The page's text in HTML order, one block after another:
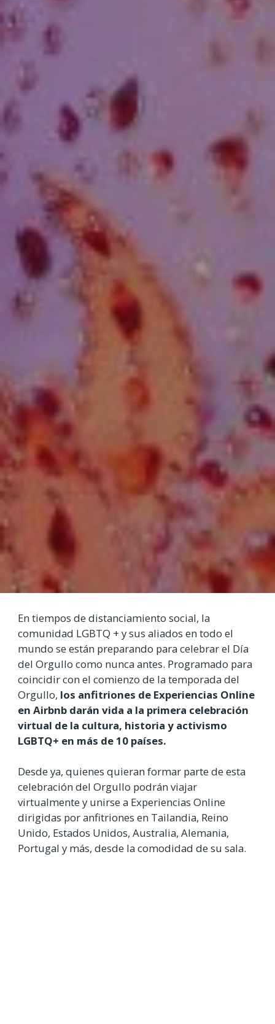
En tiempos de distanciamiento social, la
comunidad LGBTQ + y sus aliados en todo el
mundo se están preparando para celebrar el Día
del Orgullo como nunca antes. Programado para
coincidir con el comienzo de la temporada del
Orgullo, los anfitriones de Experiencias Online
en Airbnb darán vida a la primera celebración
virtual de la cultura, historia y activismo
LGBTQ+ en más de 10 países.
Desde ya, quienes quieran formar parte de esta
celebración del Orgullo podrán viajar
virtualmente y unirse a Experiencias Online
dirigidas por anfitriones en Tailandia, Reino
Unido, Estados Unidos, Australia, Alemania,
Portugal y más, desde la comodidad de su sala.